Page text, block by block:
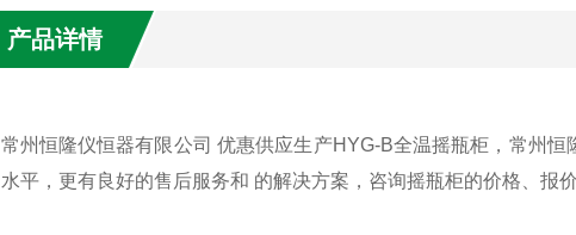
产品详情
常州恒隆仪恒器有限公司 优惠供应生产HYG-B全温摇瓶柜，常州
水平，更有良好的售后服务和 的解决方案，咨询摇瓶柜的价格、报